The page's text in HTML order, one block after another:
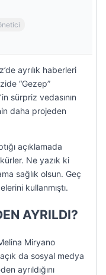
ayrılık haberleri
“Gezep”
sürpriz vedasının
daha projeden
açıklamada
Ne yazık ki
sağlık olsun. Geç
kullanmıştı.
AYRILDI?
Miryano
da sosyal medya
ayrıldığını